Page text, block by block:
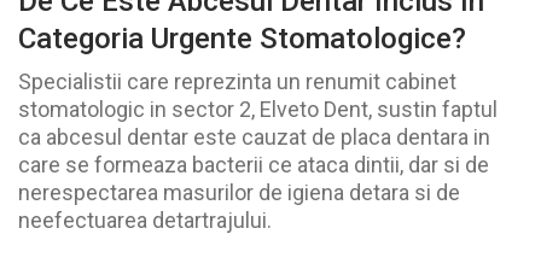
Categoria Urgente Stomatologice?
Specialistii care reprezinta un renumit cabinet
stomatologic in sector 2, Elveto Dent, sustin faptul
ca abcesul dentar este cauzat de placa dentara in
care se formeaza bacterii ce ataca dintii, dar si de
nerespectarea masurilor de igiena detara si de
neefectuarea detartrajului.